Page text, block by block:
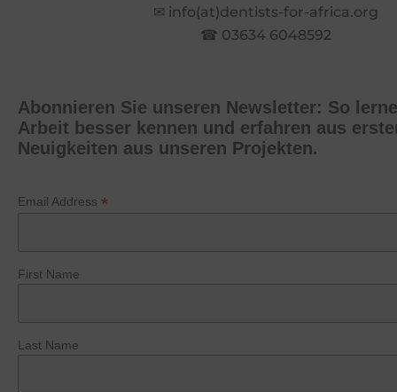
✉ info(at)dentists-for-africa.org
☎ 03634 6048592
Abonnieren Sie unseren Newsletter: So
Arbeit besser kennen und erfahren aus
Neuigkeiten aus unseren Projekten.
Email Address *
First Name
Last Name